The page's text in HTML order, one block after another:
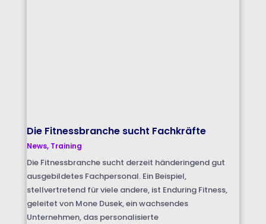
Die Fitnessbranche sucht Fachkräfte
News, Training
Die Fitnessbranche sucht derzeit händeringend gut
ausgebildetes Fachpersonal. Ein Beispiel,
stellvertretend für viele andere, ist Enduring Fitness,
geleitet von Mone Dusek, ein wachsendes
Unternehmen, das personalisierte